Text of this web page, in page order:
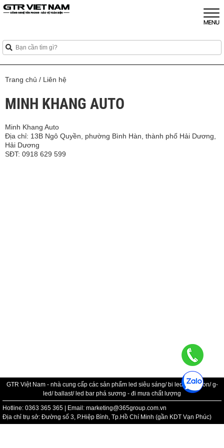
Trang chủ / Liên hệ
MINH KHANG AUTO
Minh Khang Auto
Địa chỉ: 13B Ngô Quyền, phường Bình Hàn, thành phố Hải Dương,
Hải Dương
SĐT: 0918 629 599
GTR Việt Nam - nhà cung cấp các sản phẩm led siêu sáng/ bi led/ bi xenon/ g-
led/ ballast/ led bar phá sương - đi mưa chất lượng
Hotline: 0363 365 365 | Email: marketing@365group.com.vn
Địa chỉ trụ sở: Đường số 3, P.Hiệp Bình, Tp.Hồ Chí Minh (gần KDT Vạn Phúc)